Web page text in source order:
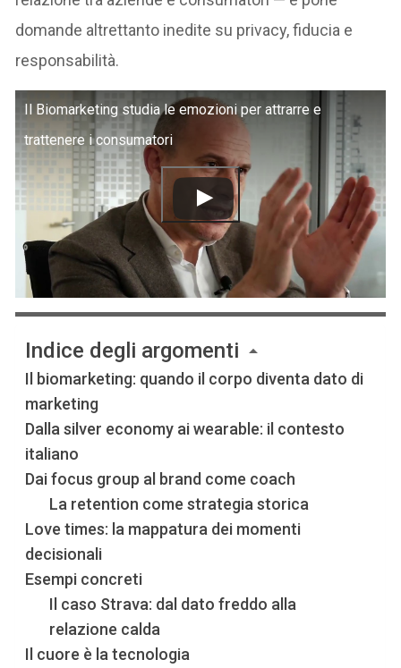
domande altrettanto inedite su privacy, fiducia e
responsabilità.
Il Biomarketing studia le emozioni per attrarre e
trattenere i consumatori
Indice degli argomenti
Il biomarketing: quando il corpo diventa dato di
marketing
Dalla silver economy ai wearable: il contesto
italiano
Dai focus group al brand come coach
La retention come strategia storica
Love times: la mappatura dei momenti
decisionali
Esempi concreti
Il caso Strava: dal dato freddo alla
relazione calda
Il cuore è la tecnologia